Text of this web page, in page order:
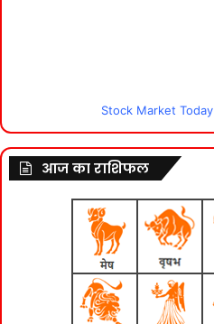
Stock Market Today
आज का राशिफल